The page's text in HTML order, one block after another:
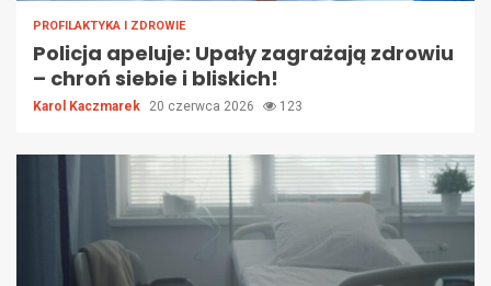
PROFILAKTYKA I ZDROWIE
Policja apeluje: Upały zagrażają zdrowiu
– chroń siebie i bliskich!
Karol Kaczmarek 20 czerwca 2026 123